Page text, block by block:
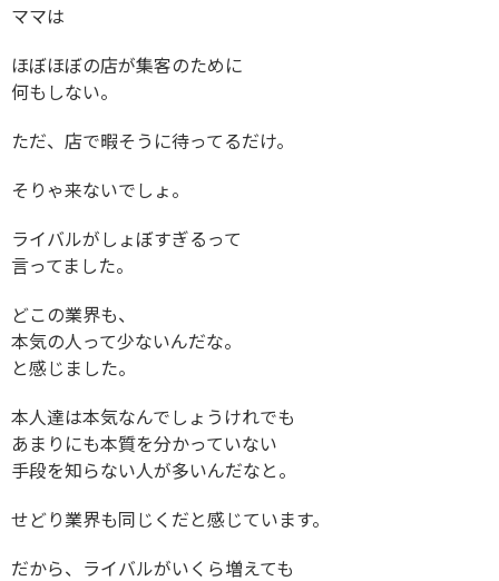
ママは
ほぼほぼの店が集客のために
何もしない。
ただ、店で暇そうに待ってるだけ。
そりゃ来ないでしょ。
ライバルがしょぼすぎるって
言ってました。
どこの業界も、
本気の人って少ないんだな。
と感じました。
本人達は本気なんでしょうけれでも
あまりにも本質を分かっていない
手段を知らない人が多いんだなと。
せどり業界も同じくだと感じています。
だから、ライバルがいくら増えても